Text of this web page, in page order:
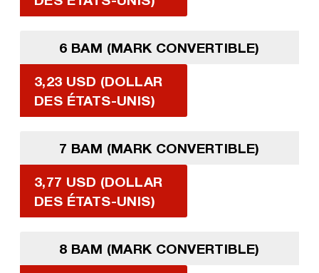
6 BAM (MARK CONVERTIBLE)
3,23 USD (DOLLAR
DES ÉTATS-UNIS)
7 BAM (MARK CONVERTIBLE)
3,77 USD (DOLLAR
DES ÉTATS-UNIS)
8 BAM (MARK CONVERTIBLE)